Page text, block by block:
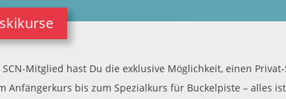
SCN-Mitglied hast Du die exklusive Möglichkeit, einen
Anfängerkurs bis zum Spezialkurs für Buckelpiste – alles